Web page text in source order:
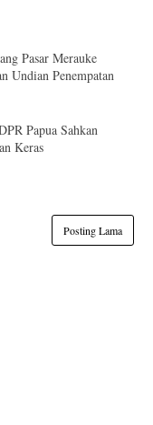
Pasar Merauke
Undian Penempatan
Papua Sahkan
Keras
Posting Lama